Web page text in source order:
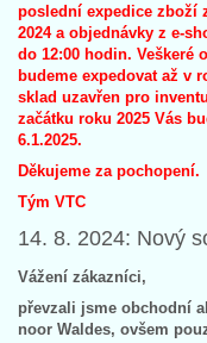
poslední expedice zboží
2024 a objednávky z e-
do 12:00 hodin. Veškeré
budeme expedovat až v
sklad uzavřen pro
začátku roku 2025 Vás
6.1.2025.
Děkujeme za pochopení.
Tým VTC
14. 8. 2024: Nový
Vážení zákazníci,
převzali jsme obchodní
noor Waldes, ovšem